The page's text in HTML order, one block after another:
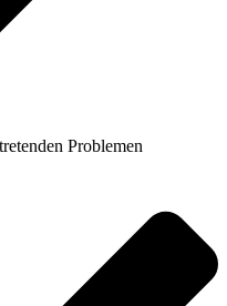
Problemen